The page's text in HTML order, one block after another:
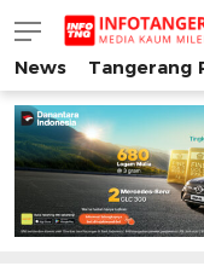
INFO
Media Kaum
News Tangerang